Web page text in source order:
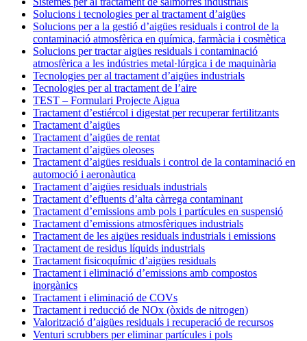
Solucions i tecnologies per al tractament d’aigües
Solucions per a la gestió d’aigües residuals i control de la
contaminació atmosfèrica en química, farmàcia i cosmètica
Solucions per tractar aigües residuals i contaminació
atmosfèrica a les indústries metal·lúrgica i de maquinària
Tecnologies per al tractament d’aigües industrials
Tecnologies per al tractament de l’aire
TEST – Formulari Projecte Aigua
Tractament d’estiércol i digestat per recuperar fertilitzants
Tractament d’aigües
Tractament d’aigües de rentat
Tractament d’aigües oleoses
Tractament d’aigües residuals i control de la contaminació en
automoció i aeronàutica
Tractament d’aigües residuals industrials
Tractament d’efluents d’alta càrrega contaminant
Tractament d’emissions amb pols i partícules en suspensió
Tractament d’emissions atmosfèriques industrials
Tractament de les aigües residuals industrials i emissions
Tractament de residus líquids industrials
Tractament fisicoquímic d’aigües residuals
Tractament i eliminació d’emissions amb compostos
inorgànics
Tractament i eliminació de COVs
Tractament i reducció de NOx (òxids de nitrogen)
Valorització d’aigües residuals i recuperació de recursos
Venturi scrubbers per eliminar partícules i pols